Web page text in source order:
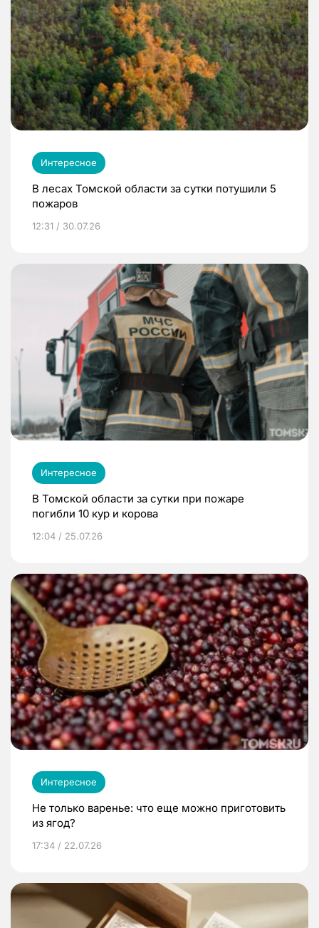
Интересное
В лесах Томской области за сутки потушили 5
пожаров
12:31 / 30.07.26
Интересное
В Томской области за сутки при пожаре
погибли 10 кур и корова
12:04 / 25.07.26
Интересное
Не только варенье: что еще можно приготовить
из ягод?
17:34 / 22.07.26